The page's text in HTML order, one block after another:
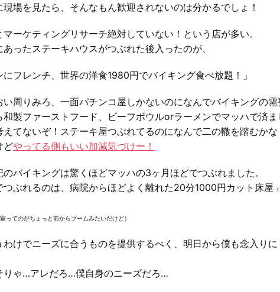
場を見たら、そんなもん歓迎されないのは分かるでしょ！
ーケティングリサーチ絶対していない！という店が多い。
ったステーキハウスがつぶれた後入ったのが、
にフレンチ、世界の洋食1980円でバイキング食べ放題！」
い周りみろ、一面パチンコ屋しかないのになんでバイキングの
和製ファーストフード、ビーフボウルorラーメンでマッハで済
えてないぞ！ステーキ屋つぶれてるのになんで二の轍を踏むかな
どやってる側もいい加減気づけー！
バイキングは驚くほどマッハの3ヶ月ほどでつぶれました。
つぶれるのは、病院からほどよく離れた20分1000円カット床屋
ってのがちょっと前からブームみたいだけど）
わけでニーズに合うものを提供するべく、明日から僕も念入りに
りゃ…アレだろ…僕自身のニーズだろ…